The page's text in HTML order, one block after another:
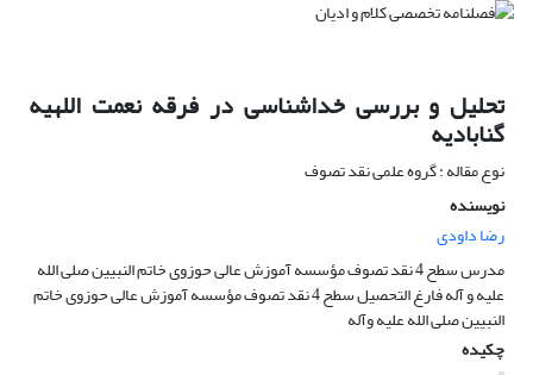
تحلیل و بررسی خداشناسی در فرقه نعمت اللهیه
گنابادیه
نوع مقاله : گروه علمی نقد تصوف
نویسنده
رضا داودی
مدرس سطح 4 نقد تصوف مؤسسه آموزش عالی حوزوی خاتم النبیین صلی الله
علیه و آله فارغ التحصیل سطح 4 نقد تصوف مؤسسه آموزش عالی حوزوی خاتم
النبیین صلی الله علیه وآله
چکیده